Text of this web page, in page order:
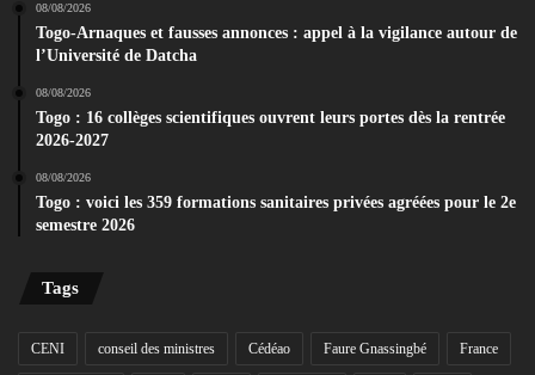
08/08/2026
Togo-Arnaques et fausses annonces : appel à la vigilance autour de
l’Université de Datcha
08/08/2026
Togo : 16 collèges scientifiques ouvrent leurs portes dès la rentrée
2026-2027
08/08/2026
Togo : voici les 359 formations sanitaires privées agréées pour le 2e
semestre 2026
Tags
CENI conseil des ministres Cédéao Faure Gnassingbé France